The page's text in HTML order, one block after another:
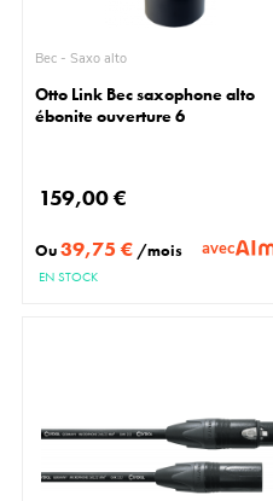
Bec - Saxo alto
Otto Link Bec saxophone alto
ébonite ouverture 6
159,00 €
Ou39,75 € /mois avec
EN STOCK